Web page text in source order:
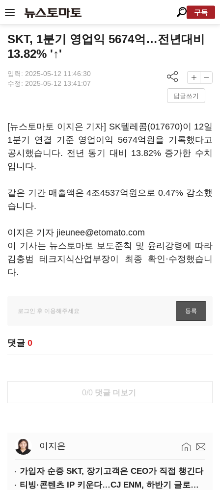
구독
SKT, 1분기 영업익 5674억…전년대비
13.82% '↑'
입력: 2025-05-12 11:46:30
수정: 2025-05-12 13:41:07
답글쓰기
[뉴스토마토 이지은 기자] SK텔레콤(017670)이 12일
1분기 연결 기준 영업이익 5674억원을 기록했다고
공시했습니다. 전년 동기 대비 13.82% 증가한 수치
입니다.
같은 기간 매출액은 4조4537억원으로 0.47% 감소했
습니다.
이지은 기자 jieunee@etomato.com
이 기사는 뉴스토마토 보도준칙 및 윤리강령에 따라
김충범 테크지식산업부장이 최종 확인·수정했습니
다.
댓글 0
0/0 댓글 더보기
이지은
가입자 순증 SKT, 장기고객은 CEO가 직접 챙긴다
티빙·콘텐츠 IP 키운다…CJ ENM, 하반기 글로벌 확장 가속